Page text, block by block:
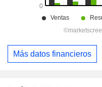
Más datos financieros